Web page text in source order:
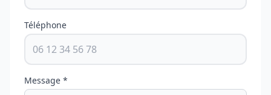
Téléphone
Message *